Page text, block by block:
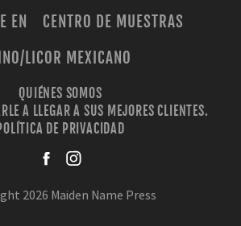
EN
CENTRO DE MUESTRAS
LICOR MEXICANO
QUIÉNES SOMOS
A LLEGAR A SUS MEJORES CLIENTES.
DE PRIVACIDAD
2026 Maiden Name Press